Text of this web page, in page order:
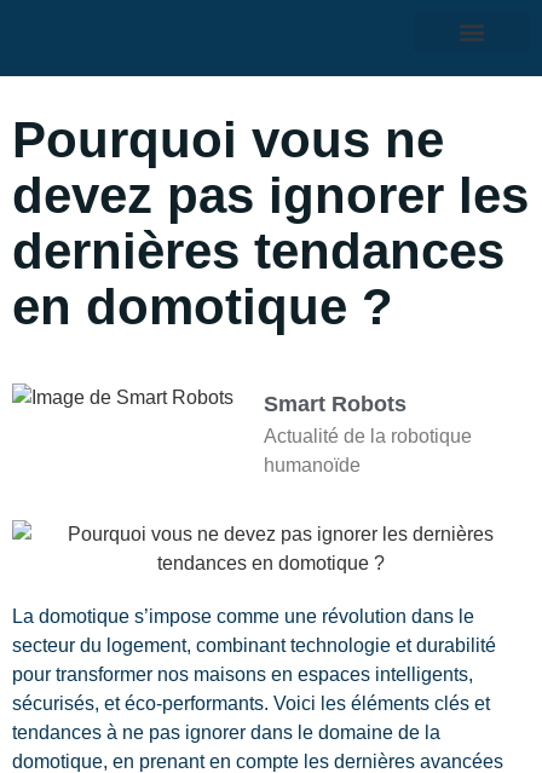
Pourquoi vous ne
devez pas ignorer les
dernières tendances
en domotique ?
Smart Robots
Actualité de la robotique
humanoïde
La domotique s’impose comme une révolution dans le
secteur du logement, combinant technologie et durabilité
pour transformer nos maisons en espaces intelligents,
sécurisés, et éco-performants. Voici les éléments clés et
tendances à ne pas ignorer dans le domaine de la
domotique, en prenant en compte les dernières avancées